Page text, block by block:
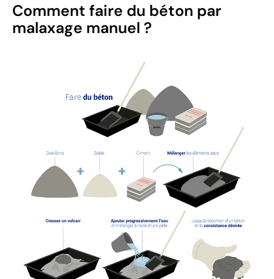
Comment faire du béton par
malaxage manuel ?